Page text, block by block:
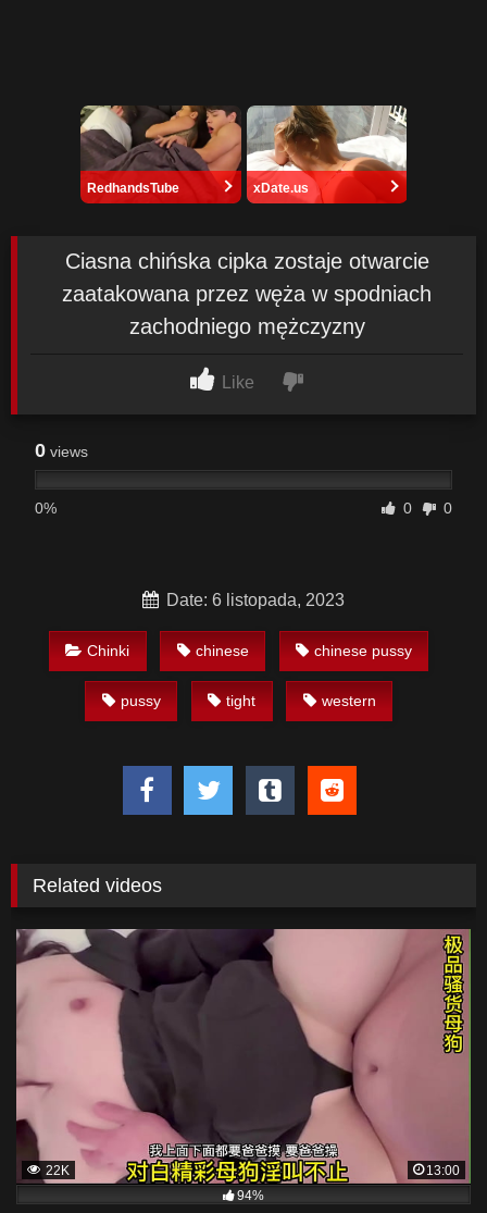
RedhandsTube xDate.us
Ciasna chińska cipka zostaje otwarcie
zaatakowana przez węża w spodniach
zachodniego mężczyzny
Like
0 views
0% 0 0
Date: 6 listopada, 2023
Chinki chinese chinese pussy
pussy tight western
Related videos
22K
13:00
94%